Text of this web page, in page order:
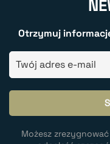
Otrzymuj
Możesz